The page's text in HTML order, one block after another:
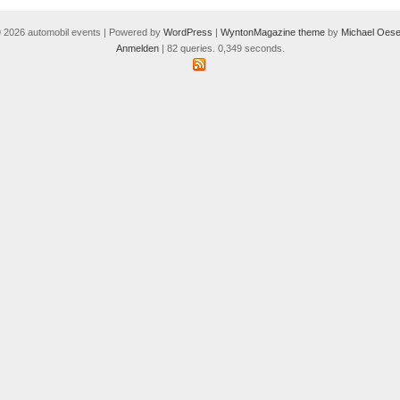
2026 automobil events | Powered by WordPress | WyntonMagazine theme by Michael
Anmelden| 82 queries. 0,349 seconds.